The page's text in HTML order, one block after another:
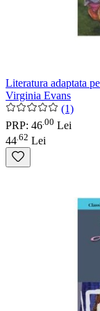
Literatura adaptata
Virginia Evans
(1)
PRP: 46 00 Lei
44 62 Lei